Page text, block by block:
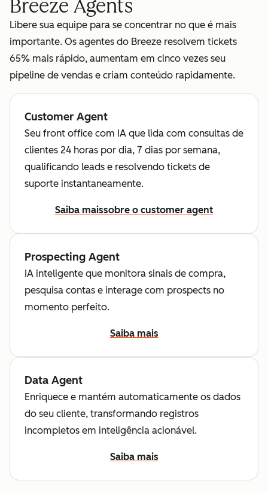
Breeze Agents
Libere sua equipe para se concentrar no que é mais
importante. Os agentes do Breeze resolvem tickets
65% mais rápido, aumentam em cinco vezes seu
pipeline de vendas e criam conteúdo rapidamente.
Customer Agent
Seu front office com IA que lida com consultas de
clientes 24 horas por dia, 7 dias por semana,
qualificando leads e resolvendo tickets de
suporte instantaneamente.
Saiba maissobre o customer agent
Prospecting Agent
IA inteligente que monitora sinais de compra,
pesquisa contas e interage com prospects no
momento perfeito.
Saiba mais
Data Agent
Enriquece e mantém automaticamente os dados
do seu cliente, transformando registros
incompletos em inteligência acionável.
Saiba mais